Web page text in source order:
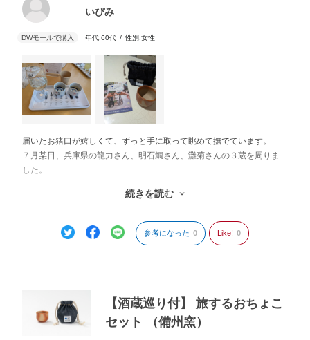
いぴみ
年代:60代 性別:女性
届いたお猪口が嬉しくて、ずっと手に取って眺めて撫でています。
７月某日、兵庫県の龍力さん、明石鯛さん、灘菊さんの３蔵を周りま
した。
がたいものでした。試飲したら購入もしたくなるし、有料であっても
昼食は明石の魚の棚商店街の明石焼きと、タコのぺったん煎餅の食べ
LINEには兵庫県のモデルコースしか出ていませんが、今度は自分なり
に岡山県コースを考えて周りたいと思います。楽しみです。
は自分なりに岡山県のコースを考えて周りたいと思います。
続きを読む
参考になった 0 Like! 0
【酒蔵巡り付】 旅するおちょこ
セット （備州窯）